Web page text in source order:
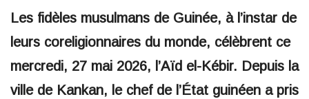
Les fidèles musulmans de Guinée, à l’instar de
leurs coreligionnaires du monde, célèbrent ce
mercredi, 27 mai 2026, l’Aïd el-Kébir. Depuis la
ville de Kankan, le chef de l’État guinéen a pris